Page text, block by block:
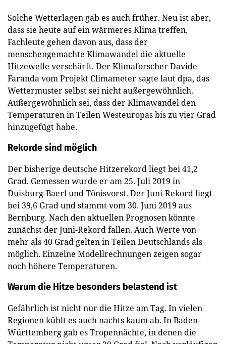
Solche Wetterlagen gab es auch früher. Neu ist aber,
dass sie heute auf ein wärmeres Klima treffen.
Fachleute gehen davon aus, dass der
menschengemachte Klimawandel die aktuelle
Hitzewelle verschärft. Der Klimaforscher Davide
Faranda vom Projekt Climameter sagte laut dpa, das
Wettermuster selbst sei nicht außergewöhnlich.
Außergewöhnlich sei, dass der Klimawandel den
Temperaturen in Teilen Westeuropas bis zu vier Grad
hinzugefügt habe.
Rekorde sind möglich
Der bisherige deutsche Hitzerekord liegt bei 41,2
Grad. Gemessen wurde er am 25. Juli 2019 in
Duisburg-Baerl und Tönisvorst. Der Juni-Rekord liegt
bei 39,6 Grad und stammt vom 30. Juni 2019 aus
Bernburg. Nach den aktuellen Prognosen könnte
zunächst der Juni-Rekord fallen. Auch Werte von
mehr als 40 Grad gelten in Teilen Deutschlands als
möglich. Einzelne Modellrechnungen zeigen sogar
noch höhere Temperaturen.
Warum die Hitze besonders belastend ist
Gefährlich ist nicht nur die Hitze am Tag. In vielen
Regionen kühlt es auch nachts kaum ab. In Baden-
Württemberg gab es Tropennächte, in denen die